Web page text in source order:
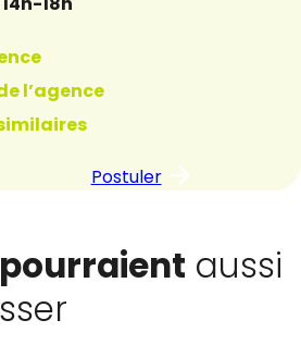
l’agence
Postuler
aussi